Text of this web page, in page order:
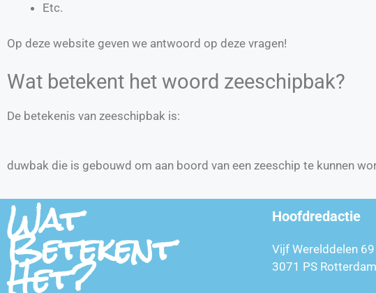
Etc.
Op deze website geven we antwoord op deze vragen!
Wat betekent het woord zeeschipbak?
De betekenis van zeeschipbak is:
duwbak die is gebouwd om aan boord van een zeeschip te kunnen
Wat
Betekent
Het?
Hoofdredactie
Vijf Werelddelen 69
3071 PS Rotterdam